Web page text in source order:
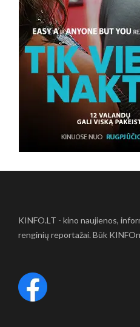
KINFO.LT - kino naujienos,
renginių reportažai. Būk